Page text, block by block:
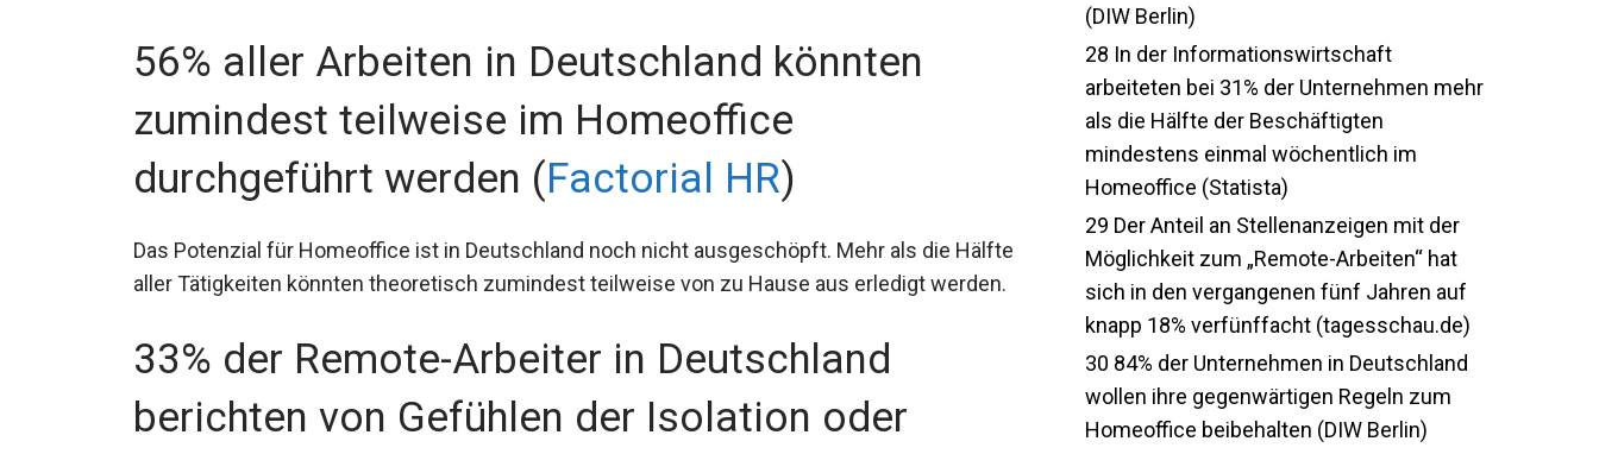
56% aller Arbeiten in Deutschland könnten
zumindest teilweise im Homeoffice
durchgeführt werden (Factorial HR)
Das Potenzial für Homeoffice ist in Deutschland noch nicht ausgeschöpft. Mehr als die Hälfte
aller Tätigkeiten könnten theoretisch zumindest teilweise von zu Hause aus erledigt werden.
33% der Remote-Arbeiter in Deutschland
berichten von Gefühlen der Isolation oder
(DIW Berlin)
28 In der Informationswirtschaft
arbeiteten bei 31% der Unternehmen mehr
als die Hälfte der Beschäftigten
mindestens einmal wöchentlich im
Homeoffice (Statista)
29 Der Anteil an Stellenanzeigen mit der
Möglichkeit zum „Remote-Arbeiten“ hat
sich in den vergangenen fünf Jahren auf
knapp 18% verfünffacht (tagesschau.de)
30 84% der Unternehmen in Deutschland
wollen ihre gegenwärtigen Regeln zum
Homeoffice beibehalten (DIW Berlin)